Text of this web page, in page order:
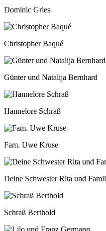
Dominic Gries
Christopher Baqué
Günter und Natalija Bernhard
Hannelore Schraß
Fam. Uwe Kruse
Deine Schwester Rita und Famil
Schraß Berthold